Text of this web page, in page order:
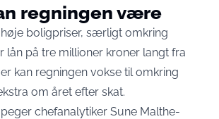
regningen være
boligpriser, særligt omkring
lån på tre millioner kroner langt fra
kan regningen vokse til omkring
om året efter skat.
chefanalytiker Sune Malthe-